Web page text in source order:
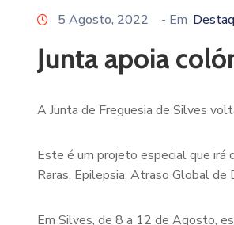
5 Agosto, 2022 - Em
Junta apoia
A Junta de Freguesia de Silves
Este é um projeto especial que irá
Raras, Epilepsia, Atraso Global de
Em Silves, de 8 a 12 de Agosto,